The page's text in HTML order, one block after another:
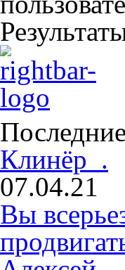
Клинёр .
07.04.21
Вы